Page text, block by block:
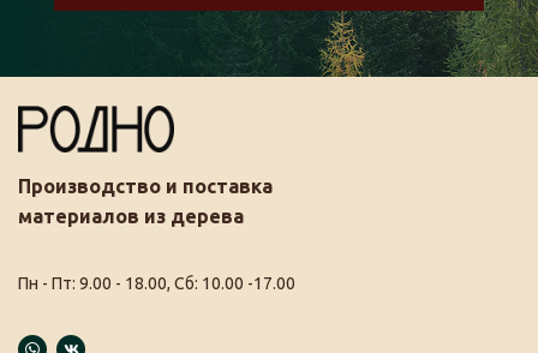
Производство и поставка
материалов из дерева
Пн - Пт: 9.00 - 18.00, Сб: 10.00 -17.00